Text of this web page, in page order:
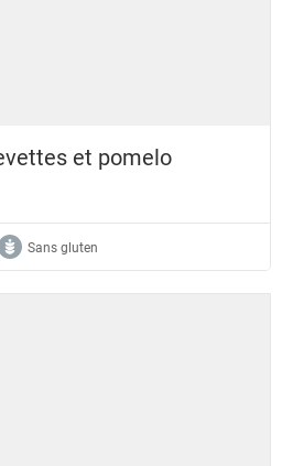
et pomelo
Sans gluten